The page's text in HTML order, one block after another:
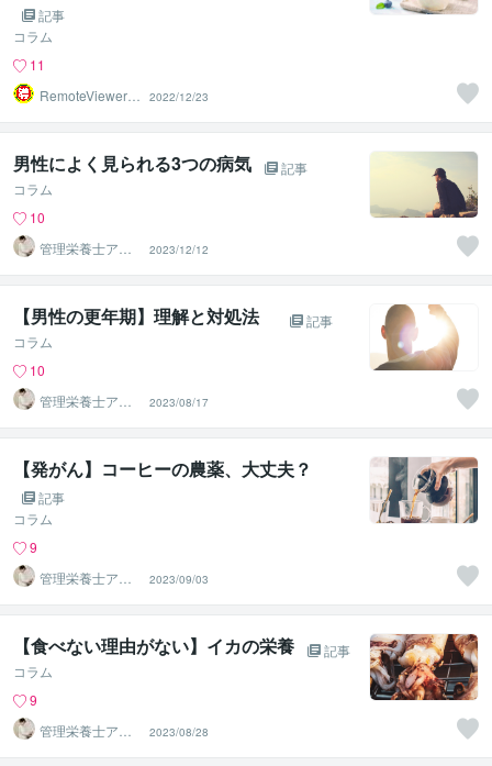
記事
コラム
11
RemoteViewer導
2022/12/23
男性によく見られる3つの病気
記事
コラム
10
管理栄養士アオ
イ 村中一帆ママ
が楽する食
2023/12/12
【男性の更年期】理解と対処法
記事
コラム
10
管理栄養士アオ
イ 村中一帆ママ
が楽する食
2023/08/17
【発がん】コーヒーの農薬、大丈夫？
記事
コラム
9
管理栄養士アオ
イ 村中一帆ママ
が楽する食
2023/09/03
【食べない理由がない】イカの栄養
記事
コラム
9
管理栄養士アオ
イ 村中一帆ママ
が楽する食
2023/08/28